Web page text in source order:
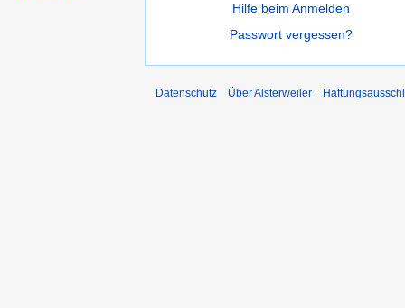
Hilfe beim Anmelden
Passwort vergessen?
Datenschutz Über Alsterweiler